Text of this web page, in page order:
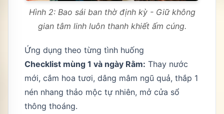
Hình 2: Bao sái ban thờ định kỳ - Giữ không
gian tâm linh luôn thanh khiết ấm cúng.
Ứng dụng theo từng tình huống
Checklist mùng 1 và ngày Rằm: Thay nước
mới, cắm hoa tươi, dâng mâm ngũ quả, thắp 1
nén nhang thảo mộc tự nhiên, mở cửa sổ
thông thoáng.